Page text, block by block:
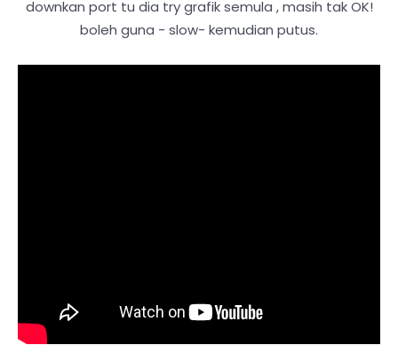
downkan port tu dia try grafik semula , masih tak OK!
boleh guna - slow- kemudian putus.